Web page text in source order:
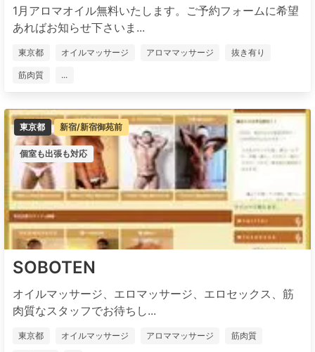
1月アロマオイル無料いたします。ご予約フォームに希望
あればお知らせ下さいま...
東京都 オイルマッサージ アロママッサージ 抜き有り
筋肉質 ...
東京都 新宿/新宿御苑前
個室も出張も対応
SOBOTEN
オイルマッサージ、エロマッサージ、エロセックス、筋
肉質なスタッフでお待ちし...
東京都 オイルマッサージ アロママッサージ 筋肉質